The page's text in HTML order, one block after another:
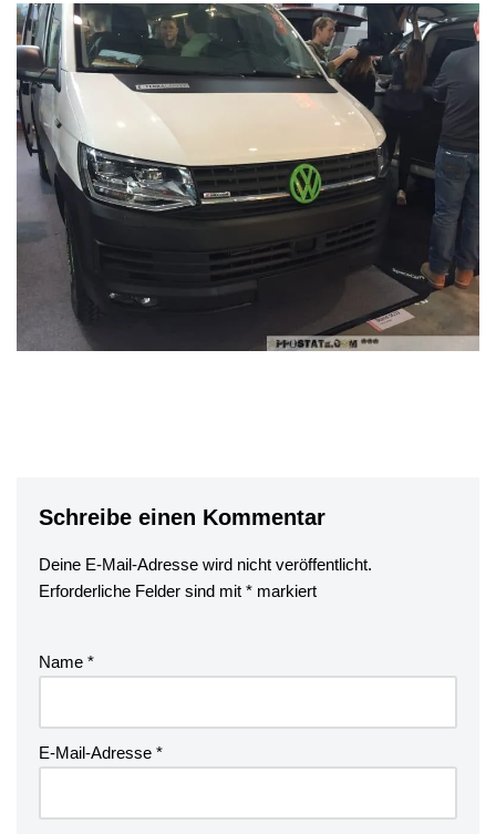
Schreibe einen Kommentar
Deine E-Mail-Adresse wird nicht veröffentlicht.
Erforderliche Felder sind mit * markiert
Name *
E-Mail-Adresse *